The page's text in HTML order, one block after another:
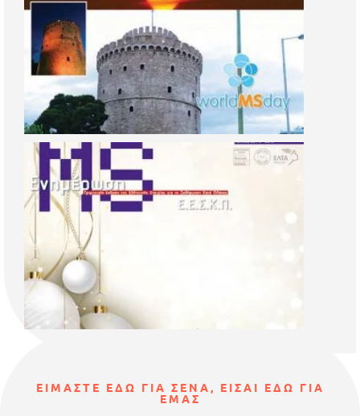
ΕΙΜΑΣΤΕ ΕΔΩ ΓΙΑ ΣΕΝΑ, ΕΙΣΑΙ ΕΔΩ ΓΙΑ
ΕΜΑΣ